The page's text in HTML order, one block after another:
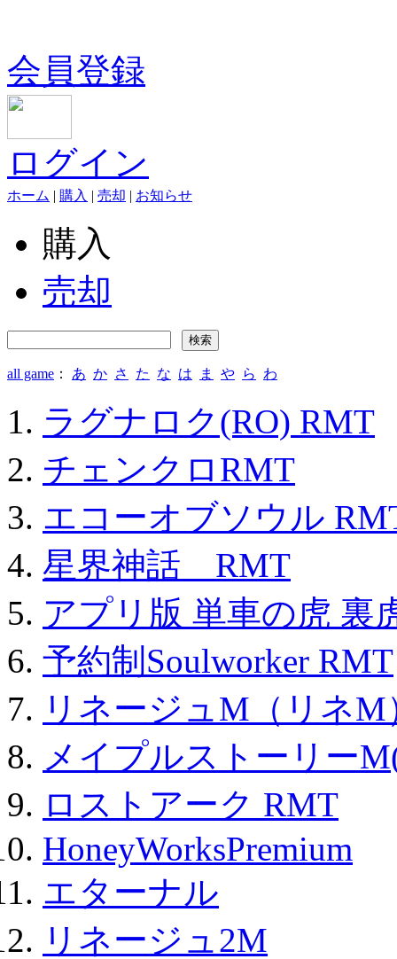
会員登録
ログイン
ホーム | 購入 | 売却 | お知らせ
購入
売却
all game ： あ か さ た な は ま や ら わ
ラグナロク(RO) RMT
チェンクロRMT
エコーオブソウル
星界神話 RMT
アプリ版 単車の虎 裏
予約制Soulworker RMT
リネージュM（リネM
メイプルストーリー
ロストアーク RMT
HoneyWorksPremium
エターナル
リネージュ2M